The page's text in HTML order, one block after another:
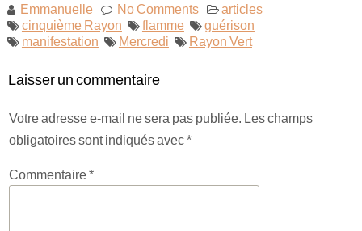
Emmanuelle No Comments
articles
cinquième Rayon
flamme
guérison
manifestation
Mercredi Rayon Vert
Laisser un commentaire
Votre adresse e-mail ne sera pas publiée. Les champs
obligatoires sont indiqués avec*
Commentaire*